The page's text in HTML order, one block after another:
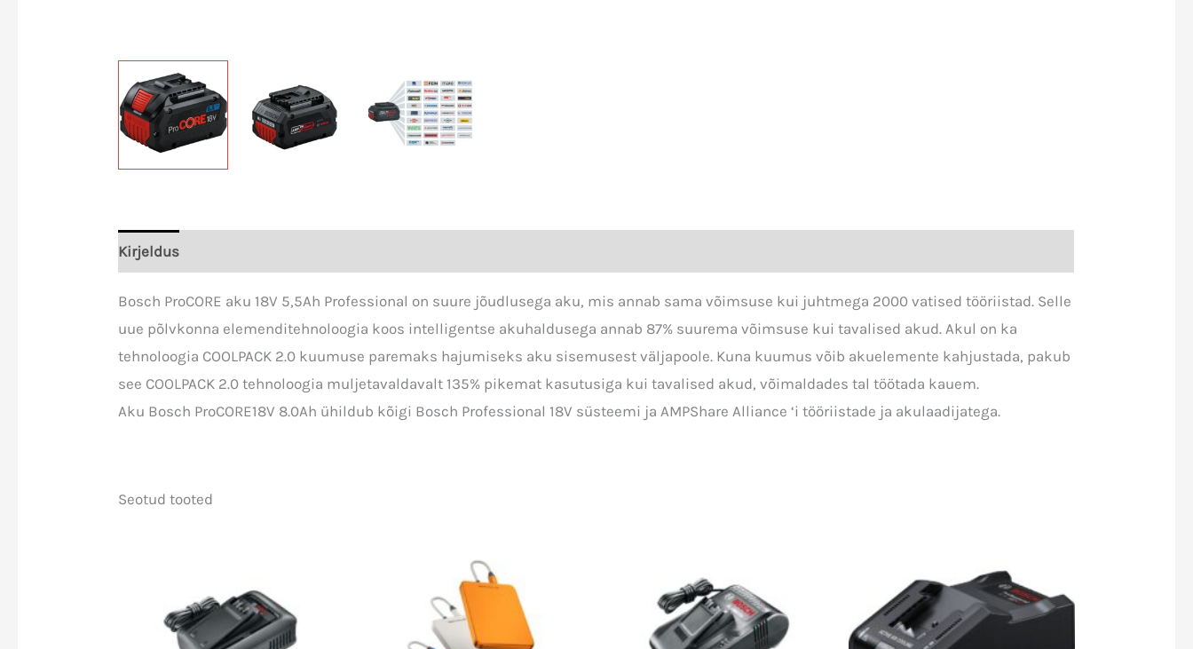
Kirjeldus
Bosch ProCORE aku 18V 5,5Ah Professional on suure jõudlusega aku, mis annab sama võimsuse kui juhtmega 2000 vatised tööriistad. Selle
uue põlvkonna elemenditehnoloogia koos intelligentse akuhaldusega annab 87% suurema võimsuse kui tavalised akud. Akul on ka
tehnoloogia COOLPACK 2.0 kuumuse paremaks hajumiseks aku sisemusest väljapoole. Kuna kuumus võib akuelemente kahjustada, pakub
see COOLPACK 2.0 tehnoloogia muljetavaldavalt 135% pikemat kasutusiga kui tavalised akud, võimaldades tal töötada kauem.
Aku Bosch ProCORE18V 8.0Ah ühildub kõigi Bosch Professional 18V süsteemi ja AMPShare Alliance ‘i tööriistade ja akulaadijatega.
Seotud tooted